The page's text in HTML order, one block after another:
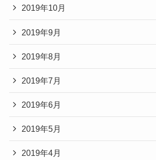
2019年10月
2019年9月
2019年8月
2019年7月
2019年6月
2019年5月
2019年4月